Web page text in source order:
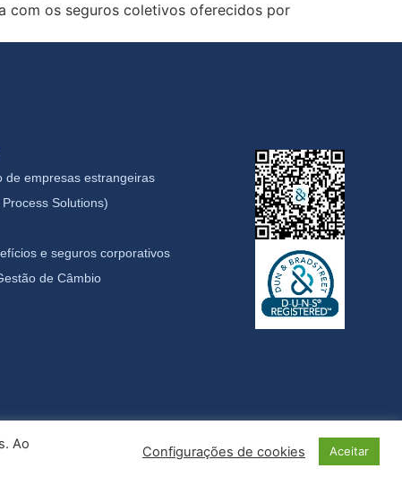
com os seguros coletivos oferecidos por
de empresas estrangeiras
Solutions)
e seguros corporativos
de Câmbio
Ao
Configurações de cookies Aceitar